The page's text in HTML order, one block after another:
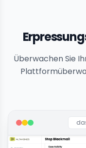
Überwachen Sie